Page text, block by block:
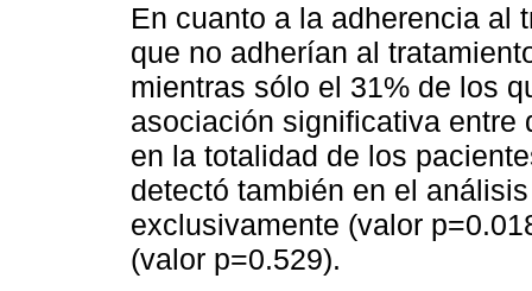
En cuanto a la adherencia al
que no adherían al
mientras sólo el 31% de los
asociación significativa entre
en la totalidad de los
detectó también en el
exclusivamente (valor
(valor p=0.529).